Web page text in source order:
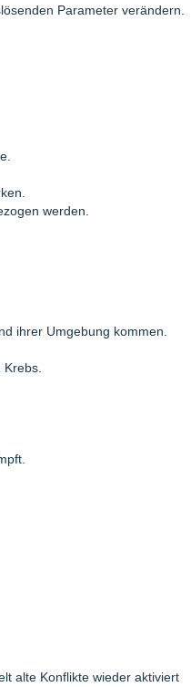
Parameter verändern.
werden.
ihrer Umgebung kommen.
alte Konflikte wieder aktiviert